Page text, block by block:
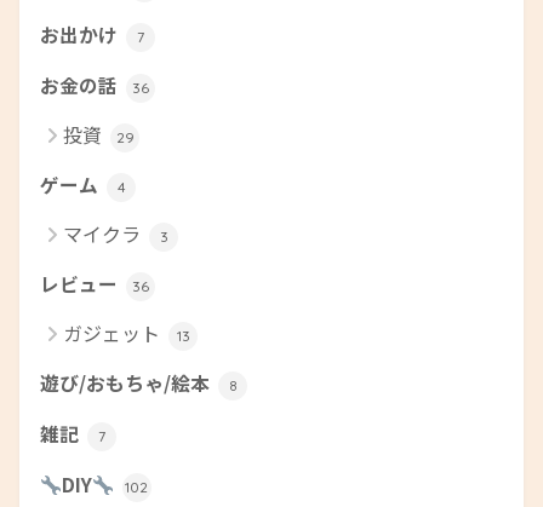
お出かけ 7
お金の話 36
投資 29
ゲーム 4
マイクラ 3
レビュー 36
ガジェット 13
遊び/おもちゃ/絵本 8
雑記 7
DIY 102